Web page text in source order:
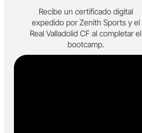
Recibe un certificado digital
expedido por Zenith Sports y el
Real Valladolid CF al completar el
bootcamp.